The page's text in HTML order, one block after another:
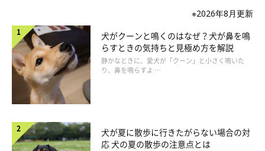
※2026年8月更新
犬がクーンと鳴くのはなぜ？犬が鼻を鳴
らすときの気持ちと見極め方を解説
静かなときに、愛犬が「クーン」と小さく鳴いた
り、鼻を鳴らすよ …
犬が夏に散歩に行きたがらない場合の対
応 犬の夏の散歩の注意点とは